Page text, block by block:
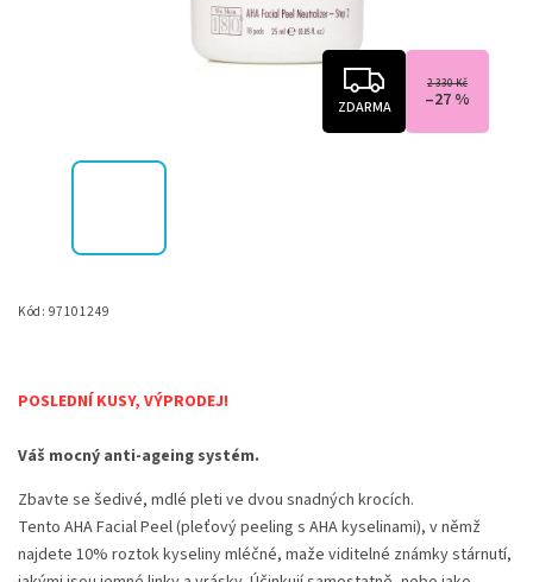
ZDARMA
2 330 Kč
–27 %
Kód: 97101249
POSLEDNÍ KUSY, VÝPRODEJ!
Váš mocný anti-ageing systém.
Zbavte se šedivé, mdlé pleti ve dvou snadných krocích.
Tento AHA Facial Peel (pleťový peeling s AHA kyselinami), v němž
najdete 10% roztok kyseliny mléčné, maže viditelné známky stárnutí,